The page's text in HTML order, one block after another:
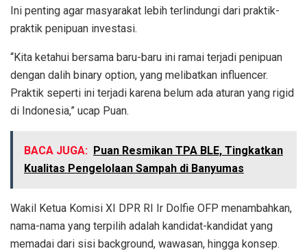
Ini penting agar masyarakat lebih terlindungi dari praktik-
praktik penipuan investasi.
“Kita ketahui bersama baru-baru ini ramai terjadi penipuan
dengan dalih binary option, yang melibatkan influencer.
Praktik seperti ini terjadi karena belum ada aturan yang rigid
di Indonesia,” ucap Puan.
BACA JUGA: Puan Resmikan TPA BLE, Tingkatkan
Kualitas Pengelolaan Sampah di Banyumas
Wakil Ketua Komisi XI DPR RI Ir Dolfie OFP menambahkan,
nama-nama yang terpilih adalah kandidat-kandidat yang
memadai dari sisi background, wawasan, hingga konsep.